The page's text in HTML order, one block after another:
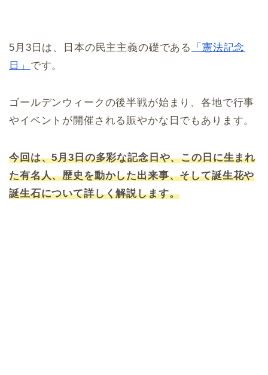
5月3日は、日本の民主主義の礎である
「憲法記念
日」 です。
ゴールデンウィークの後半戦が始まり、各地で行事
やイベントが開催される賑やかな日でもあります。
今回は、5月3日の多彩な記念日や、この日に生まれ
た有名人、歴史を動かした出来事、そして誕生花や
誕生石について詳しく解説します。